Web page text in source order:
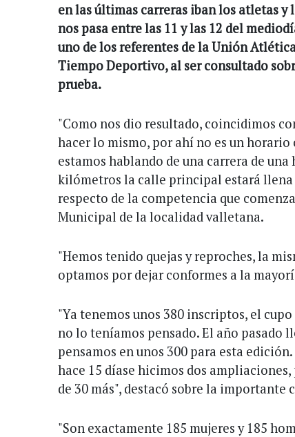
en las últimas carreras iban los atletas y
nos pasa entre las 11 y las 12 del
uno de los referentes de la Unión
Tiempo Deportivo, al ser consultado
prueba.
"Como nos dio resultado, coincidimos
hacer lo mismo, por ahí no es un
estamos hablando de una carrera de
kilómetros la calle principal estará llena
respecto de la competencia que
Municipal de la localidad valletana.
"Hemos tenido quejas y reproches, la
optamos por dejar conformes a la
"Ya tenemos unos 380 inscriptos, el
no lo teníamos pensado. El año pasado
pensamos en unos 300 para esta
hace 15 díase hicimos dos ampliaciones,
de 30 más", destacó sobre la importante
"Son exactamente 185 mujeres y 185